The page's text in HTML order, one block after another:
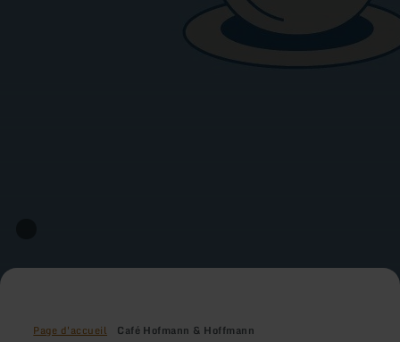
Page d'accueil Café Hofmann & Hoffmann